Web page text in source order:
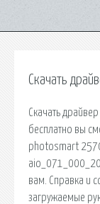
Скачать
Скачать
бесплатно вы
photosmart
вам. Справка и
загружаемые